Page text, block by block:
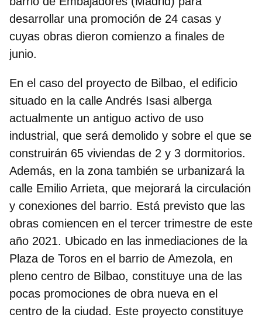
desarrollar una promoción de 24 casas y
cuyas obras dieron comienzo a finales de
junio.
En el caso del proyecto de Bilbao, el edificio
situado en la calle Andrés Isasi alberga
actualmente un antiguo activo de uso
industrial, que será demolido y sobre el que se
construirán 65 viviendas de 2 y 3 dormitorios.
Además, en la zona también se urbanizará la
calle Emilio Arrieta, que mejorará la circulación
y conexiones del barrio. Está previsto que las
obras comiencen en el tercer trimestre de este
año 2021. Ubicado en las inmediaciones de la
Plaza de Toros en el barrio de Amezola, en
pleno centro de Bilbao, constituye una de las
pocas promociones de obra nueva en el
centro de la ciudad. Este proyecto constituye